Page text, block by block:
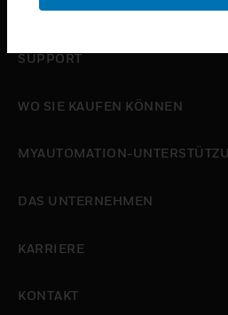
BRANCHEN
SUPPORT
WO SIE KAUFEN KÖNNEN
MYAUTOMATION-
DAS UNTERNEHMEN
KARRIERE
KONTAKT